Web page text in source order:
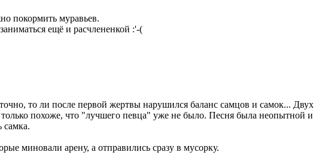
покормить муравьев.
ещё и расчлененкой :'-(
то ли после первой жертвы нарушился баланс самцов и самок... Двух
похоже, что "лучшего певца" уже не было. Песня была неопытной и
самка.
миновали арену, а отправились сразу в мусорку.